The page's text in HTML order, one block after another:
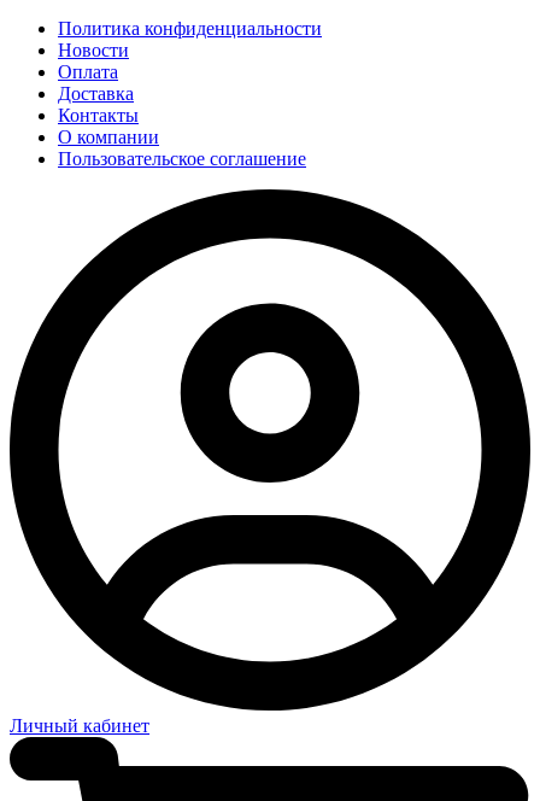
Политика конфиденциальности
Новости
Оплата
Доставка
Контакты
О компании
Пользовательское соглашение
Личный кабинет